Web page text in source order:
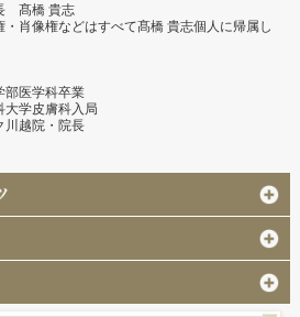
髙橋 貴志
肖像権などはすべて髙橋 貴志個人に帰属し
医学科卒業
学皮膚科入局
越院・院長